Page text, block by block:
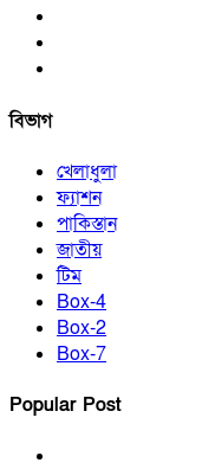
বিভাগ
খেলাধুলা
ফ্যাশন
পাকিস্তান
জাতীয়
টিম
Box-4
Box-2
Box-7
Popular Post